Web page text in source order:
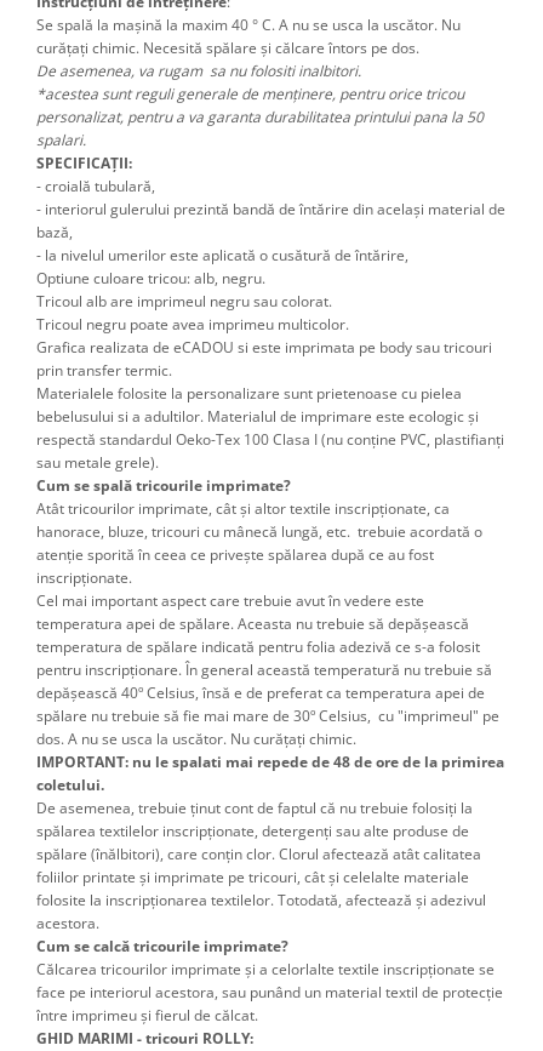
Se spală la mașină la maxim 40 ° C. A nu se usca la uscător. Nu
curățați chimic. Necesită spălare și călcare întors pe dos.
De asemenea, va rugam sa nu folositi inalbitori.
*acestea sunt reguli generale de menținere, pentru orice tricou
personalizat, pentru a va garanta durabilitatea printului pana la 50
spalari.
SPECIFICAȚII:
- croială tubulară,
- interiorul gulerului prezintă bandă de întărire din același material de
bază,
- la nivelul umerilor este aplicată o cusătură de întărire,
Optiune culoare tricou: alb, negru.
Tricoul alb are imprimeul negru sau colorat.
Tricoul negru poate avea imprimeu multicolor.
Grafica realizata de eCADOU si este imprimata pe body sau tricouri
prin transfer termic.
Materialele folosite la personalizare sunt prietenoase cu pielea
bebelusului si a adultilor. Materialul de imprimare este ecologic și
respectă standardul Oeko-Tex 100 Clasa I (nu conține PVC, plastifianți
sau metale grele).
Cum se spală tricourile imprimate?
Atât tricourilor imprimate, cât şi altor textile inscripţionate, ca
hanorace, bluze, tricouri cu mânecă lungă, etc. trebuie acordată o
atenţie sporită în ceea ce priveşte spălarea după ce au fost
inscripţionate.
Cel mai important aspect care trebuie avut în vedere este
temperatura apei de spălare. Aceasta nu trebuie să depăşească
temperatura de spălare indicată pentru folia adezivă ce s-a folosit
pentru inscripţionare. În general această temperatură nu trebuie să
depăşească 40º Celsius, însă e de preferat ca temperatura apei de
spălare nu trebuie să fie mai mare de 30º Celsius, cu "imprimeul" pe
dos. A nu se usca la uscător. Nu curățați chimic.
IMPORTANT: nu le spalati mai repede de 48 de ore de la primirea
coletului.
De asemenea, trebuie ţinut cont de faptul că nu trebuie folosiţi la
spălarea textilelor inscripţionate, detergenţi sau alte produse de
spălare (înălbitori), care conţin clor. Clorul afectează atât calitatea
foliilor printate şi imprimate pe tricouri, cât şi celelalte materiale
folosite la inscripţionarea textilelor. Totodată, afectează şi adezivul
acestora.
Cum se calcă tricourile imprimate?
Călcarea tricourilor imprimate şi a celorlalte textile inscripţionate se
face pe interiorul acestora, sau punând un material textil de protecţie
între imprimeu şi fierul de călcat.
GHID MARIMI - tricouri ROLLY: